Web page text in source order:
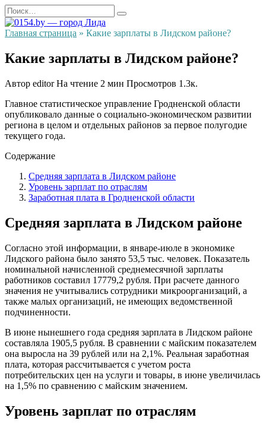
Перейти
к
содержанию
Search
for:
Главная страница » Какие зарплаты в Лидском районе?
Какие зарплаты в Лидском районе?
Автор editor На чтение 2 мин Просмотров 1.3к.
Главное статистическое управление Гродненской области
опубликовало данные о социально-экономическом развитии
региона в целом и отдельных районов за первое полугодие
текущего года.
Содержание
Средняя зарплата в Лидском районе
Уровень зарплат по отраслям
Заработная плата в Гродненской области
Средняя зарплата в Лидском районе
Согласно этой информации, в январе-июле в экономике
Лидского района было занято 53,5 тыс. человек. Показатель
номинальной начисленной среднемесячной зарплаты
работников составил 17779,2 рубля. При расчете данного
значения не учитывались сотрудники микроорганизаций, а
также малых организаций, не имеющих ведомственной
подчиненности.
В июне нынешнего года средняя зарплата в Лидском районе
составляла 1905,5 рубля. В сравнении с майским показателем
она выросла на 39 рублей или на 2,1%. Реальная заработная
плата, которая рассчитывается с учетом роста
потребительских цен на услуги и товары, в июне увеличилась
на 1,5% по сравнению с майским значением.
Уровень зарплат по отраслям